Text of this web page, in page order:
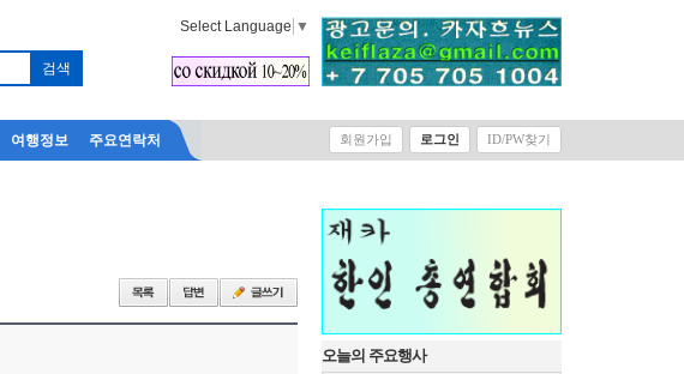
Select Language ▼
여행정보 주요연락처 회원가입 로그인 ID/PW찾기
오늘의 주요행사